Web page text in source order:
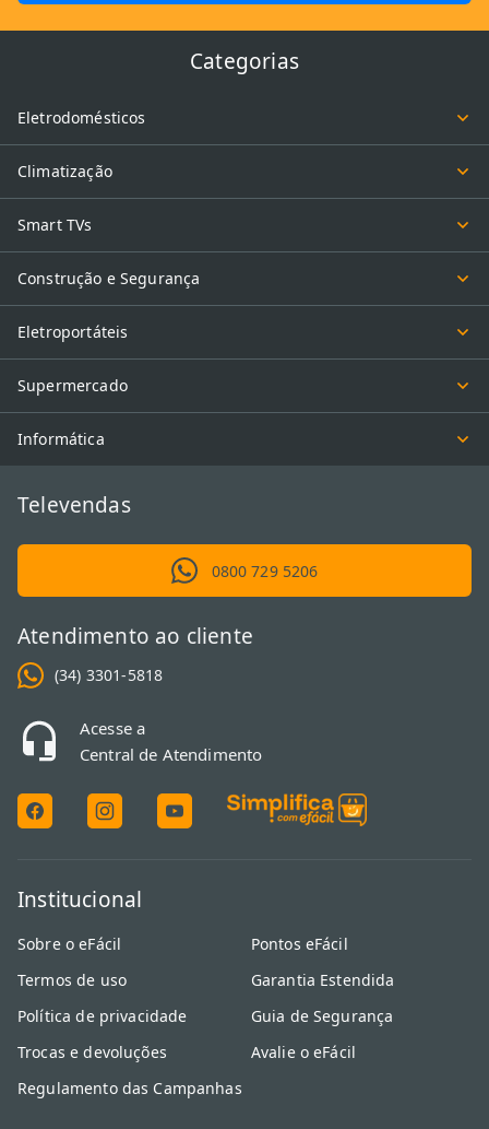
Categorias
Eletrodomésticos
Climatização
Smart TVs
Construção e Segurança
Eletroportáteis
Supermercado
Informática
Televendas
0800 729 5206
Atendimento ao cliente
(34) 3301-5818
Acesse a
Central de Atendimento
Institucional
Sobre o eFácil
Termos de uso
Política de privacidade
Trocas e devoluções
Regulamento das Campanhas
Pontos eFácil
Garantia Estendida
Guia de Segurança
Avalie o eFácil